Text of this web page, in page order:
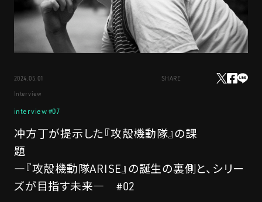
STREAMING
CONTACT
2024.05.01
Interview
SHARE
interview #07
冲方丁が提示した『攻殻機動隊』の課
題
―『攻殻機動隊ARISE』の誕生の裏側と、シリー
ズが目指す未来― #02